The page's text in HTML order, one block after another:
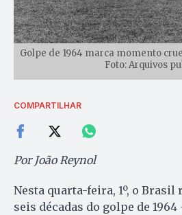
Golpe de 1964 marca momento
Foto: Arquivos
COMPARTILHAR
Por João Reynol
Nesta quarta-feira, 1º, o Brasil
seis décadas do golpe de